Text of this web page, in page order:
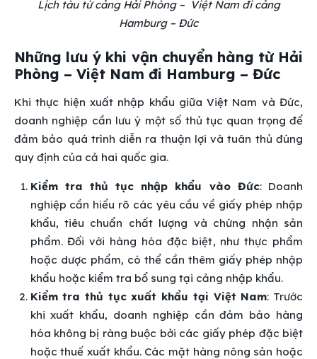
Lịch tàu từ cảng Hải Phòng – Việt Nam đi cảng
Hamburg – Đức
Những lưu ý khi vận chuyển hàng từ Hải
Phòng – Việt Nam đi Hamburg – Đức
Khi thực hiện xuất nhập khẩu giữa Việt Nam và Đức,
doanh nghiệp cần lưu ý một số thủ tục quan trọng để
đảm bảo quá trình diễn ra thuận lợi và tuân thủ đúng
quy định của cả hai quốc gia.
Kiểm tra thủ tục nhập khẩu vào Đức: Doanh
nghiệp cần hiểu rõ các yêu cầu về giấy phép nhập
khẩu, tiêu chuẩn chất lượng và chứng nhận sản
phẩm. Đối với hàng hóa đặc biệt, như thực phẩm
hoặc dược phẩm, có thể cần thêm giấy phép nhập
khẩu hoặc kiểm tra bổ sung tại cảng nhập khẩu.
Kiểm tra thủ tục xuất khẩu tại Việt Nam: Trước
khi xuất khẩu, doanh nghiệp cần đảm bảo hàng
hóa không bị ràng buộc bởi các giấy phép đặc biệt
hoặc thuế xuất khẩu. Các mặt hàng nông sản hoặc